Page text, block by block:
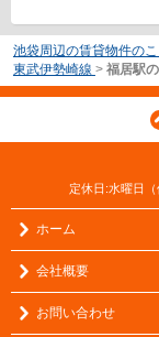
池袋周辺の賃貸物件の
東武伊勢崎線 > 福居駅
定休日:水曜日
ホーム
会社概要
お問い合わせ